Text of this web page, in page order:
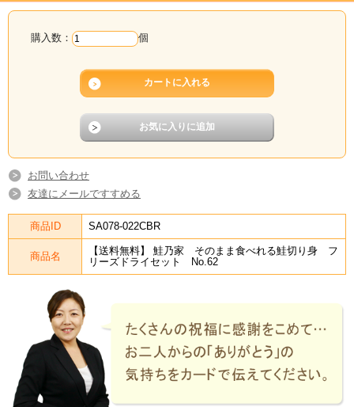
購入数： 個
お問い合わせ
友達にメールですすめる
商品ID SA078-022CBR
商品名
【送料無料】 鮭乃家 そのまま食べれる鮭切り身 フ
リーズドライセット No.62